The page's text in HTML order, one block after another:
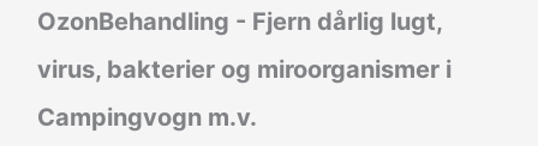
OzonBehandling - Fjern dårlig lugt,
virus, bakterier og miroorganismer i
Campingvogn m.v.